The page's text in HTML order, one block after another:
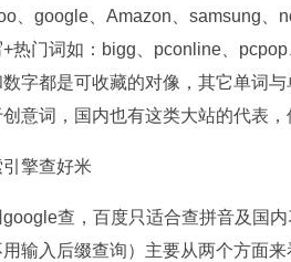
、google、Amazon、samsung、
热门词如：bigg、pconline、
数字都是可收藏的对像，其它单词
意词，国内也有这类大站的代表
擎查好米
查，百度只适合查拼音及国内
输入后缀查询）主要从两个方面